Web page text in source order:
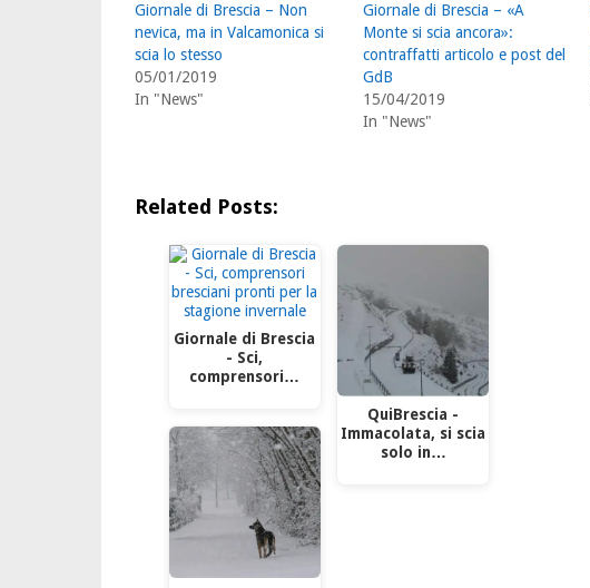
Giornale di Brescia – Non
nevica, ma in Valcamonica si
scia lo stesso
05/01/2019
In "News"
Giornale di Brescia – «A
Monte si scia ancora»:
contraffatti articolo e post del
GdB
15/04/2019
In "News"
Related Posts:
Giornale di Brescia
- Sci,
comprensori…
QuiBrescia -
Immacolata, si scia
solo in…